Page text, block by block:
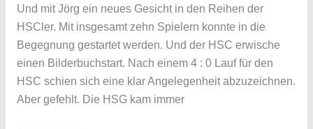
(15
:
9)
Und mit Jörg ein neues Gesicht in den Reihen der
HSCler. Mit insgesamt zehn Spielern konnte in die
Begegnung gestartet werden. Und der HSC erwische
einen Bilderbuchstart. Nach einem 4 : 0 Lauf für den
HSC schien sich eine klar Angelegenheit abzuzeichnen.
Aber gefehlt. Die HSG kam immer